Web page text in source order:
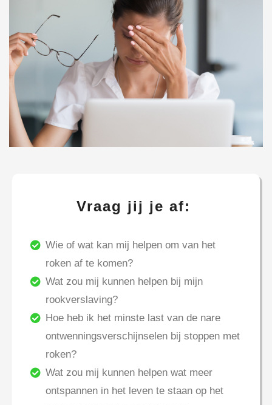
Vraag jij je af:
Wie of wat kan mij helpen om van het
roken af te komen?
Wat zou mij kunnen helpen bij mijn
rookverslaving?
Hoe heb ik het minste last van de nare
ontwenningsverschijnselen bij stoppen met
roken?
Wat zou mij kunnen helpen wat meer
ontspannen in het leven te staan op het